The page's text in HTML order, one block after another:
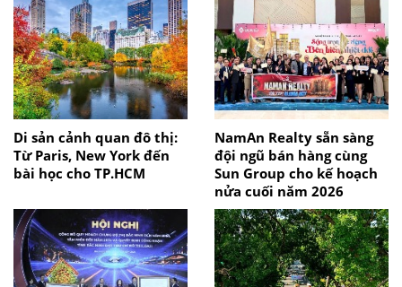
Di sản cảnh quan đô thị:
Từ Paris, New York đến
bài học cho TP.HCM
NamAn Realty sẵn sàng
đội ngũ bán hàng cùng
Sun Group cho kế hoạch
nửa cuối năm 2026